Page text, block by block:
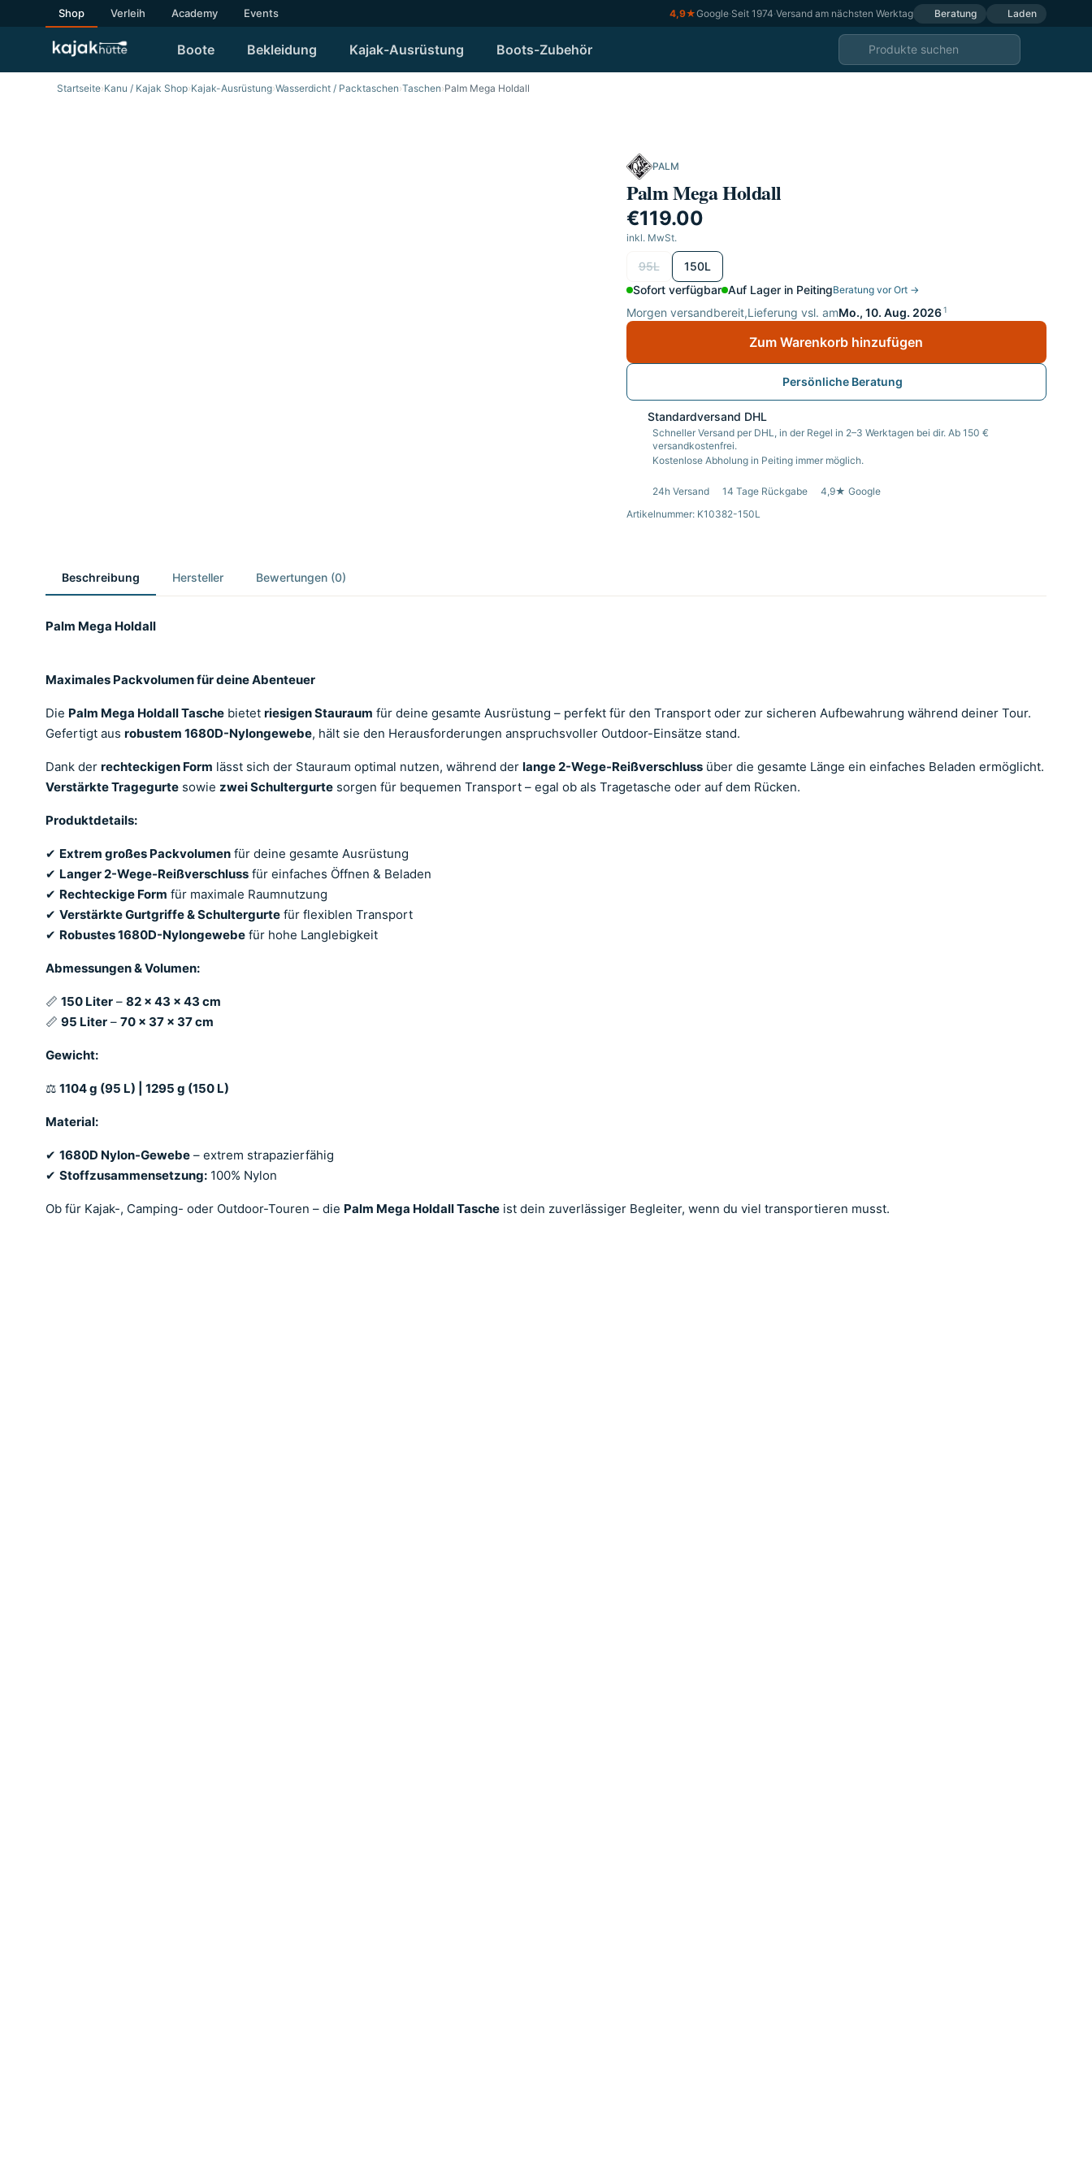
Shop Verleih Academy Events 4,9★Google·Seit 1974·Versand am nächsten Werktag Beratung Laden
Boote Bekleidung Kajak-Ausrüstung Boots-Zubehör
Startseite›Kanu / Kajak Shop›Kajak-Ausrüstung›Wasserdicht / Packtaschen›Taschen›Palm Mega Holdall
PALM
Palm Mega Holdall
€119.00
inkl. MwSt.
wählen
95L
150L
Sofort verfügbar Auf Lager in PeitingBeratung vor Ort →
Morgen versandbereit,Lieferung vsl. amMo., 10. Aug. 2026 1
Zum Warenkorb hinzufügen
Persönliche Beratung
Standardversand DHL
Schneller Versand per DHL, in der Regel in 2–3 Werktagen bei dir. Ab 150 €
versandkostenfrei.
Kostenlose Abholung in Peiting immer möglich.
24h Versand 14 Tage Rückgabe
4,9★ Google
Artikelnummer: K10382-150L
Beschreibung Hersteller Bewertungen (0)
Palm Mega Holdall
Maximales Packvolumen für deine Abenteuer
Die Palm Mega Holdall Tasche bietet riesigen Stauraum für deine gesamte Ausrüstung – perfekt für den Transport oder zur sicheren Aufbewahrung während deiner Tour.
Gefertigt aus robustem 1680D-Nylongewebe, hält sie den Herausforderungen anspruchsvoller Outdoor-Einsätze stand.
Dank der rechteckigen Form lässt sich der Stauraum optimal nutzen, während der lange 2-Wege-Reißverschluss über die gesamte Länge ein einfaches Beladen ermöglicht.
Verstärkte Tragegurte sowie zwei Schultergurte sorgen für bequemen Transport – egal ob als Tragetasche oder auf dem Rücken.
Produktdetails:
✔ Extrem großes Packvolumen für deine gesamte Ausrüstung
✔ Langer 2-Wege-Reißverschluss für einfaches Öffnen & Beladen
✔ Rechteckige Form für maximale Raumnutzung
✔ Verstärkte Gurtgriffe & Schultergurte für flexiblen Transport
✔ Robustes 1680D-Nylongewebe für hohe Langlebigkeit
Abmessungen & Volumen:
📏 150 Liter – 82 × 43 × 43 cm
📏 95 Liter – 70 × 37 × 37 cm
Gewicht:
⚖ 1104 g (95 L) | 1295 g (150 L)
Material:
✔ 1680D Nylon-Gewebe – extrem strapazierfähig
✔ Stoffzusammensetzung: 100% Nylon
Ob für Kajak-, Camping- oder Outdoor-Touren – die Palm Mega Holdall Tasche ist dein zuverlässiger Begleiter, wenn du viel transportieren musst.